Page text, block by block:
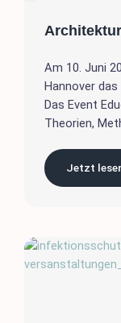
Am 10. Juni
Hannover
Das Event
Theorien,
Jetzt